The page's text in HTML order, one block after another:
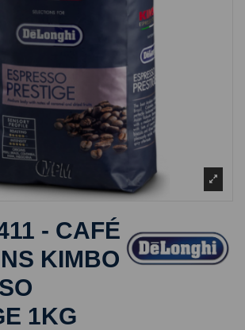
- CAFÉ
KIMBO
1KG